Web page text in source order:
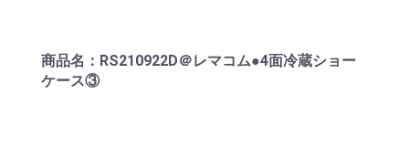
商品名：RS210922D＠レマコム●4面冷蔵ショー
ケース③